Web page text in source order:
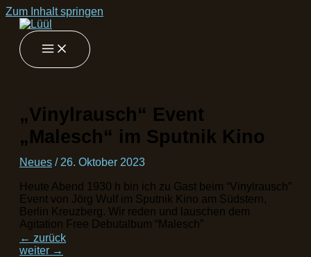
Zum Inhalt springen
„Vinylrausch“ Event
„Malesch“ im Sputnik Kino
Neues / 26. Oktober 2023
Heute Abend 1930 h bin ich zu Gast beim “Vinylrausch”
Event von Jörg Wulf im Sputnik Kino am Südstern,
Berlin Kreuzberg. Wir reden und lauschen dem
Agitation Free Debutalbum “Malesch”
← zurück
weiter →